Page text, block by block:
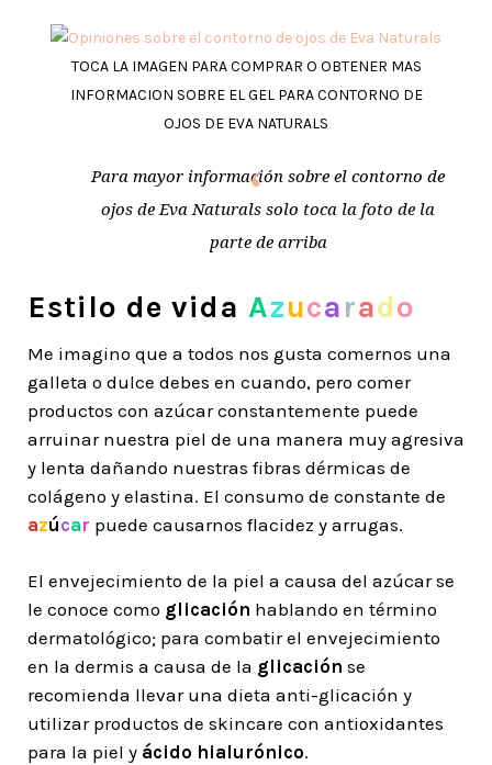
TOCA LA IMAGEN PARA COMPRAR O OBTENER MAS
INFORMACION SOBRE EL GEL PARA CONTORNO DE
OJOS DE EVA NATURALS
Para mayor información sobre el contorno de
ojos de Eva Naturals solo toca la foto de la
parte de arriba
Estilo de vida Azucarado
Me imagino que a todos nos gusta comernos una
galleta o dulce debes en cuando, pero comer
productos con azúcar constantemente puede
arruinar nuestra piel de una manera muy agresiva
y lenta dañando nuestras fibras dérmicas de
colágeno y elastina. El consumo de constante de
azúcar puede causarnos flacidez y arrugas.
El envejecimiento de la piel a causa del azúcar se
le conoce como glicación hablando en término
dermatológico; para combatir el envejecimiento
en la dermis a causa de la glicación se
recomienda llevar una dieta anti-glicación y
utilizar productos de skincare con antioxidantes
para la piel y ácido hialurónico.